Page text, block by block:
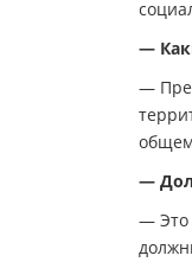
—
—
—
— Это